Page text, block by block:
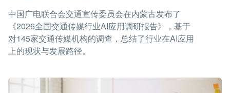
中国广电联合会交通宣传委员会在内蒙古发布了
《2026全国交通传媒行业AI应用调研报告》，基于
对145家交通传媒机构的调查，总结了行业在AI应用
上的现状与发展路径。